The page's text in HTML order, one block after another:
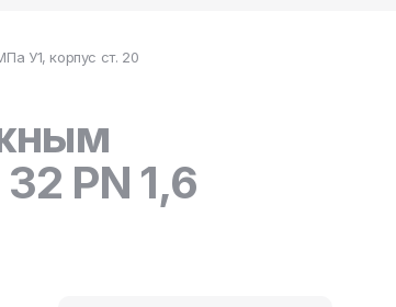
У1, корпус ст. 20
PN 1,6